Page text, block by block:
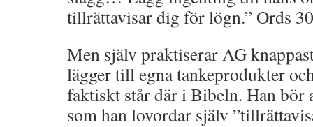
tillrättavisar dig för lögn.” Ords
Men själv praktiserar AG
lägger till egna tankeprodukter
faktiskt står där i Bibeln. Han bör
som han lovordar själv